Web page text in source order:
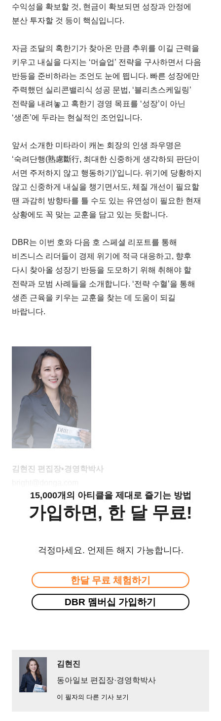
수익성을 확보할 것, 현금이 확보되면 성장과 안정에
분산 투자할 것 등이 핵심입니다.
자금 조달의 혹한기가 찾아온 만큼 추위를 이길 근력을
키우고 내실을 다지는 ‘머슬업’ 전략을 구사하면서 다음
반등을 준비하라는 조언도 눈에 띕니다. 빠른 성장에만
주력했던 실리콘밸리식 성공 문법, ‘블리츠스케일링’
전략을 내려놓고 혹한기 경영 목표를 ‘성장’이 아닌
‘생존’에 두라는 현실적인 조언입니다.
앞서 소개한 미타라이 캐논 회장의 인생 좌우명은
‘숙려단행(熟慮斷行, 최대한 신중하게 생각하되 판단이
서면 주저하지 않고 행동하기)’입니다. 위기에 당황하지
않고 신중하게 내실을 챙기면서도, 체질 개선이 필요할
땐 과감히 방향타를 틀 수도 있는 유연성이 필요한 현재
상황에도 꼭 맞는 교훈을 담고 있는 듯합니다.
DBR는 이번 호와 다음 호 스페셜 리포트를 통해
비즈니스 리더들이 경제 위기에 적극 대응하고, 향후
다시 찾아올 성장기 반등을 도모하기 위해 취해야 할
전략과 모범 사례들을 소개합니다. ‘전략 수혈’을 통해
생존 근육을 키우는 교훈을 찾는 데 도움이 되길
바랍니다.
김현진 편집장•경영학박사
15,000개의 아티클을 제대로 즐기는 방법
가입하면, 한 달 무료!
걱정마세요. 언제든 해지 가능합니다.
한달 무료 체험하기
DBR 멤버십 가입하기
김현진
동아일보 편집장·경영학박사
이 필자의 다른 기사 보기